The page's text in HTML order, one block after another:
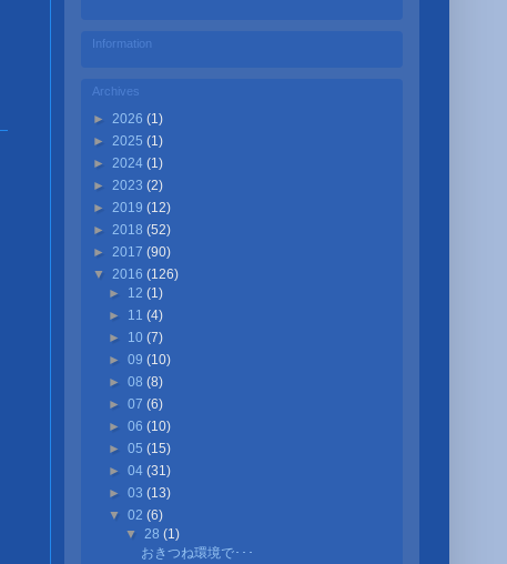
Information
Archives
► 2026 (1)
► 2025 (1)
► 2024 (1)
► 2023 (2)
► 2019 (12)
► 2018 (52)
► 2017 (90)
▼ 2016 (126)
► 12(1)
► 11(4)
► 10(7)
►09(10)
►08(8)
►07(6)
►06(10)
►05(15)
►04(31)
►03(13)
▼02(6)
▼ 28 (1)
おきつね環境で･･･